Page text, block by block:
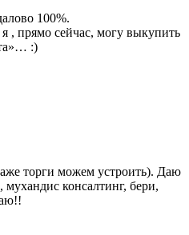
100%.
я , прямо сейчас, могу выкупить
:)
торги можем устроить). Даю
консалтинг, бери,